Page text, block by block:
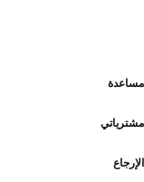
مساعدة
مشترياتي
الإرجاع